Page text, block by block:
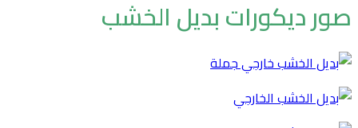
صور ديكورات بديل الخشب